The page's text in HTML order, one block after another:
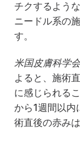
チクするよう
ニードル系の
す。
米国皮膚科学
よると、施術
に感じられる
から1週間以内
術直後の赤み